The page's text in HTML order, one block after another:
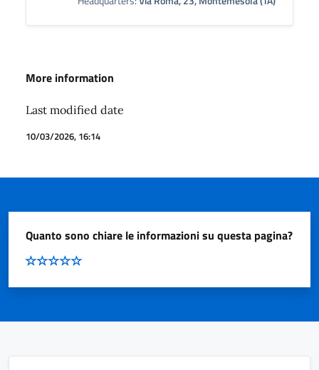
More information
Last modified date
10/03/2026, 16:14
Quanto sono chiare le informazioni su questa pagina?